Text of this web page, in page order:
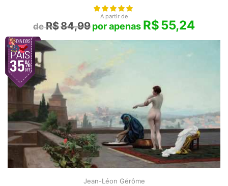
A partir de
R$84,99 R$55,24
Jean-Léon Gérôme